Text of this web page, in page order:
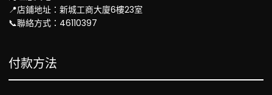
📍店鋪地址：新城工商大廈6樓23室
📞聯絡方式：46110397
付款方法